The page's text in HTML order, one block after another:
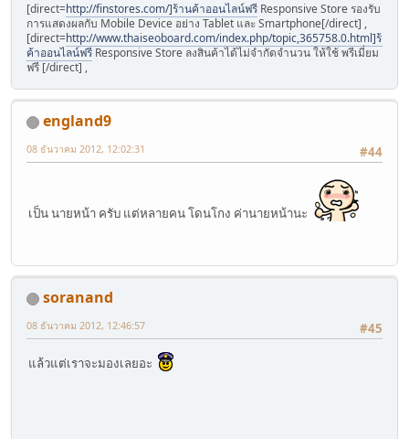
[direct=http://finstores.com/]ร้านค้าออนไลน์ฟรี Responsive Store รองรับ
การแสดงผลกับ Mobile Device อย่าง Tablet และ Smartphone[/direct] ,
[direct=http://www.thaiseoboard.com/index.php/topic,365758.0.html]ร้าน
ค้าออนไลน์ฟรี Responsive Store ลงสินค้าได้ไม่จำกัดจำนวน ให้ใช้ พรีเมี่ยม
ฟรี [/direct] ,
england9
#44
08 ธันวาคม 2012, 12:02:31
เป็น นายหน้า ครับ แต่หลายคน โดนโกง ค่านายหน้านะ
soranand
#45
08 ธันวาคม 2012, 12:46:57
แล้วแต่เราจะมองเลยอะ